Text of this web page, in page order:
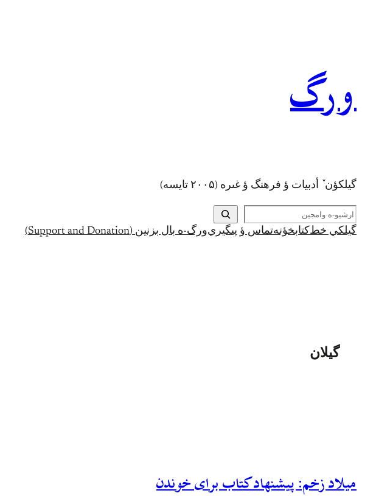
ورگ
گيلکؤن ٚ أدبیات ؤ فرهنگ ؤ غىره (۲۰۰۵ تايسه)
ج
س
تگيلکي خط کتابخؤنهتماس ؤ پىگيريورگ-ه بال بزنين (Support and Donation)
گیلان
میلاد زخم: پیشنهاد کتاب برای خوندن